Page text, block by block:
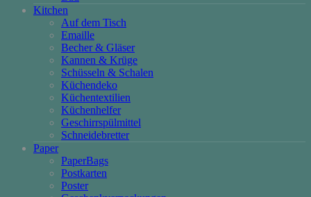
Kitchen
Auf dem Tisch
Emaille
Becher & Gläser
Kannen & Krüge
Schüsseln & Schalen
Küchendeko
Küchentextilien
Küchenhelfer
Geschirrspülmittel
Schneidebretter
Paper
PaperBags
Postkarten
Poster